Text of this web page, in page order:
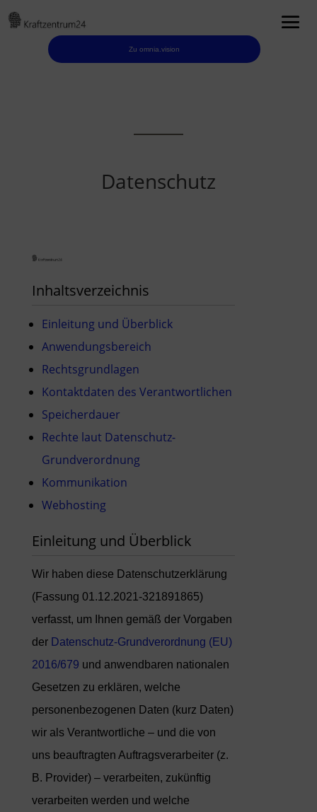
Zu omnia.vision
Datenschutz
Inhaltsverzeichnis
Einleitung und Überblick
Anwendungsbereich
Rechtsgrundlagen
Kontaktdaten des Verantwortlichen
Speicherdauer
Rechte laut Datenschutz-
Grundverordnung
Kommunikation
Webhosting
Einleitung und Überblick
Wir haben diese Datenschutzerklärung
(Fassung 01.12.2021-321891865)
verfasst, um Ihnen gemäß der Vorgaben
der Datenschutz-Grundverordnung (EU)
2016/679 und anwendbaren nationalen
Gesetzen zu erklären, welche
personenbezogenen Daten (kurz Daten)
wir als Verantwortliche – und die von
uns beauftragten Auftragsverarbeiter (z.
B. Provider) – verarbeiten, zukünftig
verarbeiten werden und welche